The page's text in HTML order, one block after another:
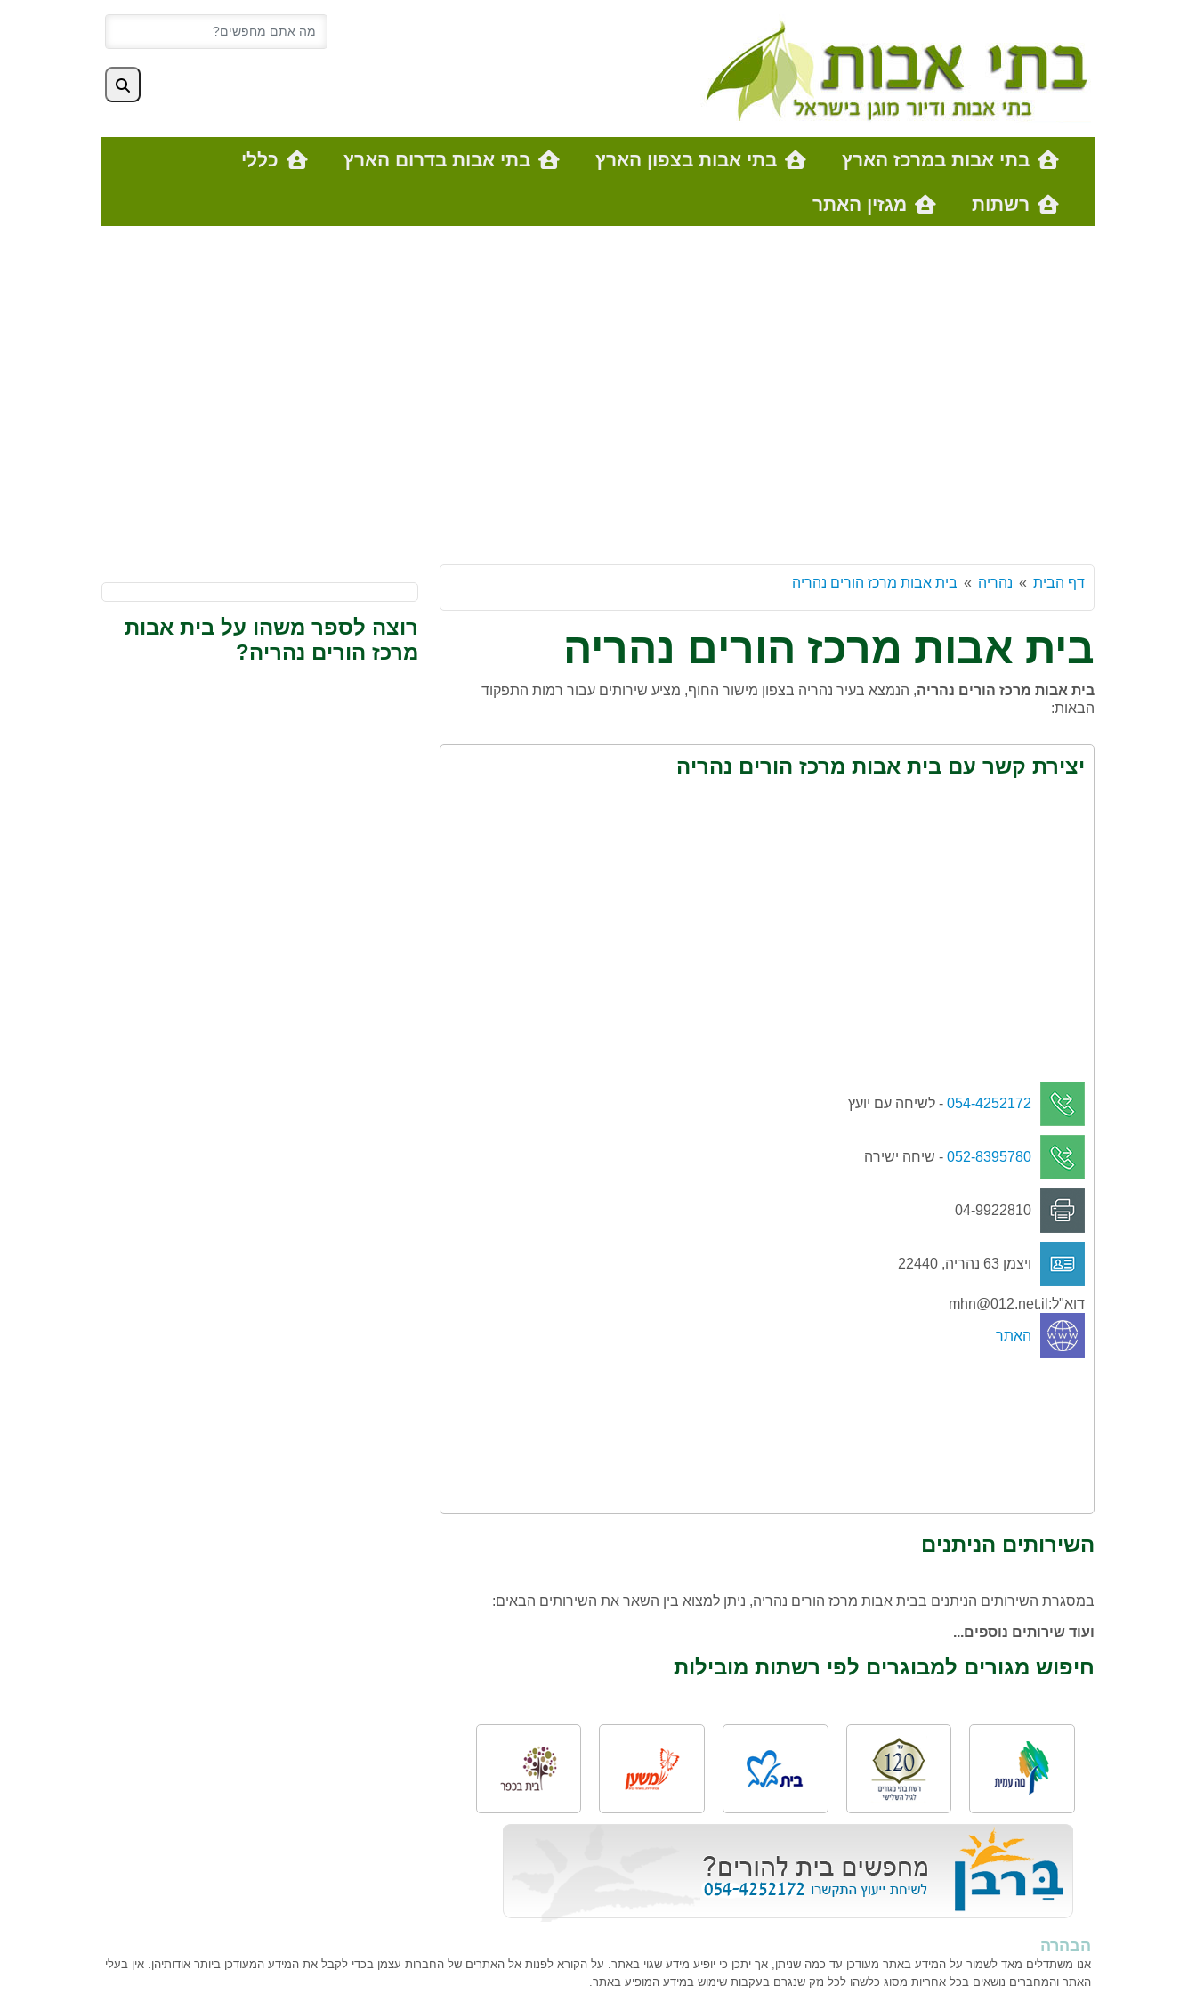
בתי אבות במרכז הארץ בתי אבות בצפון הארץ בתי אבות בדרום הארץ
כללי
רשתות
מגזין האתר
דף הבית נהריה בית אבות מרכז הורים נהריה
בית אבות מרכז הורים נהריה
בית אבות מרכז הורים נהריה, הנמצא בעיר נהריה בצפון מישור החוף, מציע שירותים עבור רמות התפקוד
הבאות:
יצירת קשר עם בית אבות מרכז הורים נהריה
054-4252172 - לשיחה עם יועץ
052-8395780 - שיחה ישירה
04-9922810
ויצמן 63 נהריה, 22440
דוא"ל:mhn@012.net.il
האתר
השירותים הניתנים
במסגרת השירותים הניתנים בבית אבות מרכז הורים נהריה, ניתן למצוא בין השאר את השירותים הבאים:
ועוד שירותים נוספים...
חיפוש מגורים למבוגרים לפי רשתות מובילות
רוצה לספר משהו על בית אבות
מרכז הורים נהריה?
הבהרה
אנו משתדלים מאד לשמור על המידע באתר מעודכן עד כמה שניתן, אך יתכן כי יופיע מידע שגוי באתר. על הקורא לפנות אל האתרים של החברות עצמן בכדי לקבל את המידע המעודכן ביותר אודותיהן. אין בעלי
האתר והמחברים נושאים בכל אחריות מסוג כלשהו לכל נזק שנגרם בעקבות שימוש במידע המופיע באתר.